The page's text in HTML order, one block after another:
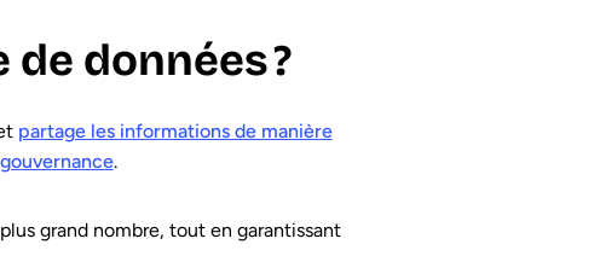
de données ?
partage les informations de manière
.
grand nombre, tout en garantissant